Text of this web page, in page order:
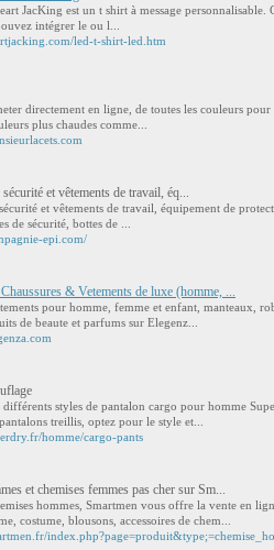
JacKing est un t shirt à message
intégrer le ou l...
led-t-shirt-led.htm
directement en ligne, de toutes les couleurs
plus chaudes comme...
et vêtements de travail, éq...
sécurité et vêtements de travail, équipement de
de sécurité, bottes de ...
epi.com/
& Vetements de luxe (homme, ...
pour homme, femme et enfant, manteaux,
de beaute et parfums sur Elegenz...
styles de pantalon cargo pour homme
treillis, optez pour le style et...
homme/cargo-pants
et chemises femmes pas cher sur Sm...
hommes, Smartmen vous offre la vente en
costume, blousons, accessoires de chem...